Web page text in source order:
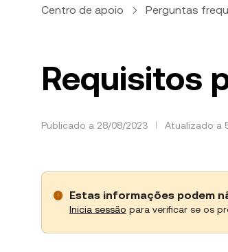
Centro de apoio Perguntas
Requisitos
Publicado a 28/08/2023 Atualizado a
Estas informações podem
Inicia sessão para verificar se os